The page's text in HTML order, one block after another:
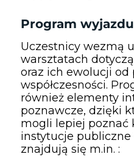
Program wyjazdu
Uczestnicy wezmą
warsztatach
oraz ich ewolucji od
współczesności.
również elementy
poznawcze, dzięki
mogli lepiej poznać
instytucje publiczne
znajdują się m.in. :